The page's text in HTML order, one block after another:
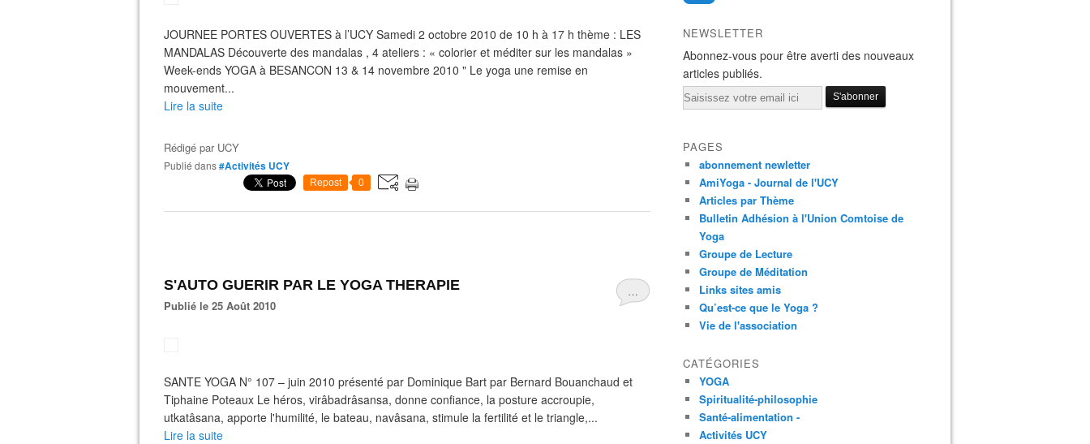
JOURNEE PORTES OUVERTES à l’UCY Samedi 2 octobre 2010 de 10 h à 17 h thème : LES
MANDALAS Découverte des mandalas , 4 ateliers : « colorier et méditer sur les mandalas »
Week-ends YOGA à BESANCON 13 & 14 novembre 2010 " Le yoga une remise en
mouvement...
Lire la suite
Rédigé par UCY
Publié dans#Activités UCY
Repost 0
…
S'AUTO GUERIR PAR LE YOGA THERAPIE
Publié le 25 Août 2010
SANTE YOGA N° 107 – juin 2010 présenté par Dominique Bart par Bernard Bouanchaud et
Tiphaine Poteaux Le héros, virâbadrâsansa, donne confiance, la posture accroupie,
utkatâsana, apporte l'humilité, le bateau, navâsana, stimule la fertilité et le triangle,...
Lire la suite
NEWSLETTER
Abonnez-vous pour être averti des nouveaux
articles publiés.
Email
PAGES
abonnement newletter
AmiYoga - Journal de l'UCY
Articles par Thème
Bulletin Adhésion à l'Union Comtoise de
Yoga
Groupe de Lecture
Groupe de Méditation
Links sites amis
Qu’est-ce que le Yoga ?
Vie de l'association
CATÉGORIES
YOGA
Spiritualité-philosophie
Santé-alimentation -
Activités UCY